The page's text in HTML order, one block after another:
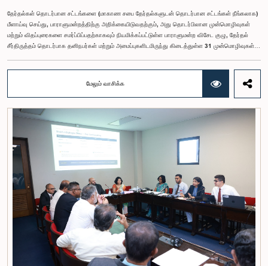
தேர்தல்கள் தொடர்பான சட்டங்களை (மாகாண சபை தேர்தல்களுடன் தொடர்பான சட்டங்கள் நீங்கலாக)
மீளாய்வு செய்து, பாராளுமன்றத்திற்கு அறிக்கையிடுவதற்கும், அது தொடர்பிலான முன்மொழிவுகள்
மற்றும் விதப்புரைகளை சமர்ப்பிப்பதற்காகவும் நியமிக்கப்பட்டுள்ள பாராளுமன்ற விசேட குழு, தேர்தல்
சீர்திருத்தம் தொடர்பாக தனிநபர்கள் மற்றும் அமைப்புகளிடமிருந்து கிடைத்துள்ள 31 முன்மொழிவுகள்
நியமித்துள்ளது.கௌரவ பொது நிர்வாக, மாகாண சபைகள் மற்றும் உள்ளூராட்சி அமைச்சர் பேராசிரியர்
ஏ.எச்.எம்.எச்.அபயரத்ன அவர்கள் தலைமையில் அண்மையில் பாராளுமன்றத்தில் நடைபெற்ற குறித்த
விசேட குழுக் கூட்டத்தின் போதே இத்தீர்மானம் எடுக்கப்பட்டது.2004, 2007 மற்றும் 2022 ஆம்
ஆண்டுகளில் வெளியிடப்பட்ட பாராளுமன்ற விசேட குழுக்களின் அறிக்கைகள் மற்றும் தனிநபர்கள்,
அமைப்புகள் ஆகியவற்றினால் சமர்ப்பிக்கப்பட்டுள்ள 31 முன்மொழிவுகளை அடிப்படையாகக் கொண்டு
தேர்தல் சீர்திருத்தங்கள் தொடர்பாக விரிவான கலந்துரையாடல் இங்கு இடம்பெற்றது.உள்ளூராட்சி
மன்றத் தேர்தல் முறைக்காக கலப்பு தேர்தல் முறையை அறிமுகப்படுத்துதல், சிறு கட்சிகள் மற்றும்
சிறுபான்மை குழுக்களின் பிரதிநிதித்துவத்தை உறுதிப்படுத்துதல், பெண்களின் பிரதிநிதித்துவத்தை
மேம்படுத்துதல், மின்னணு வாக்களிப்பு முறையை அறிமுகப்படுத்துதல், முன்கூட்டியே வாக்களிக்கும்
வசதியை ஏற்படுத்துதல் உள்ளிட்ட பல்வேறு முன்மொழிவுகள் தொடர்பில் இக்கூட்டத்தில் விசேட கவனம்
செலுத்தப்பட்டது.மேலும், வெளிநாடுகளில் வாழும் இலங்கையர்களுக்கு வாக்களிக்கும் உரிமையை
வழங்குவது தொடர்பான முன்மொழிவுகளும் பரிசீலிக்கப்பட்டதுடன், அதற்குத் தேவையான சட்ட மற்றும்
நிர்வாக ஏற்பாடுகள் குறித்து மேலும் விரிவான ஆய்வு மேற்கொள்ள வேண்டியதன் அவசியமும்
வலியுறுத்தப்பட்டது.விசேட குழுவினால் நியமிக்கப்பட்டுள்ள நிபுணர் குழு, கிடைத்துள்ள 31
முன்மொழிவுகளையும் முந்தைய பாராளுமன்ற விசேட குழுக்களின் அறிக்கைகளையும் பகுப்பாய்வு
செய்து, நடைமுறைக்கு ஏற்ற பரிந்துரைகளைக் கொண்ட அறிக்கையொன்றைத் தயாரிக்கவுள்ளது.
அதனைத் தொடர்ந்து, அந்தப் பரிந்துரைகளை ஆராய்ந்து அடுத்தகட்ட நடவடிக்கைகளை முன்னெடுக்க
குழு தீர்மானித்தது.இக்கூட்டத்தில், குழு உறுப்பினரான அமைச்சர் கலாநிதி உபாலி பன்னிலகே மற்றும்
மேலும் வாசிக்க